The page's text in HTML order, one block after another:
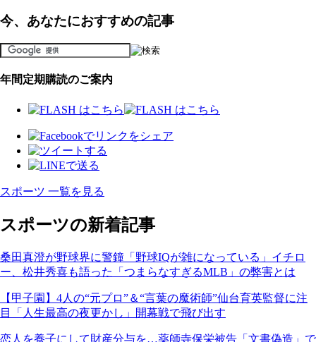
今、あなたにおすすめの記事
年間定期購読のご案内
スポーツ 一覧を見る
スポーツの新着記事
桑田真澄が野球界に警鐘「野球IQが雑になっている」イチロ
ー、松井秀喜も語った「つまらなすぎるMLB」の弊害とは
【甲子園】4人の“元プロ”＆“言葉の魔術師”仙台育英監督に注
目「人生最高の夜更かし」開幕戦で飛び出す
恋人を養子にして財産分与を…薬師寺保栄被告「文書偽造」で